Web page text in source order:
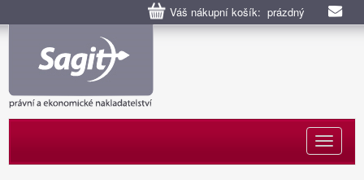
Váš nákupní košík: prázdný